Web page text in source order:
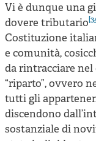
Vi è dunque una
dovere tributario
Costituzione
e comunità,
da rintracciare
“riparto”, ovvero
tutti gli
discendono
sostanziale di